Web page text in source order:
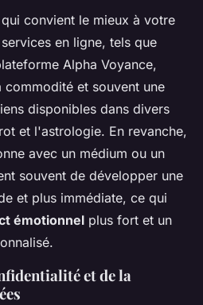
convient le mieux à votre
en ligne, tels que
Alpha Voyance,
et souvent une
disponibles dans divers
et l'astrologie. En revanche,
avec un médium ou un
souvent de développer une
et plus immédiate, ce qui
émotionnel plus fort et un
et de la